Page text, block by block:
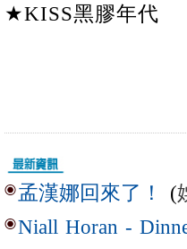
★KISS黑膠年代
孟漢娜回來了！ (
Niall Horan -